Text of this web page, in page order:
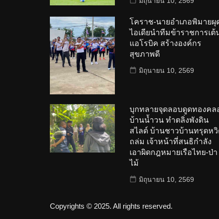
โคราช-นายอำเภอพิมายผุ
ไอเดียนำทีมข้าราชการเต้
แอโรบิค สร้างองค์กร
สุขภาพดี
มิถุนายน 10, 2569
บุกทลายจุดลอบดูดทองคล
บ้านน้ำวน ทำตลิ่งพังดิน
สไลด์ บ้านชาวบ้านทรุดห
ถล่ม เจ้าหน้าที่สนธิกำลัง
เอาผิดกฎหมายเรือไทย-ป่า
ไม้
มิถุนายน 10, 2569
Copyrights © 2025. All rights reserved.